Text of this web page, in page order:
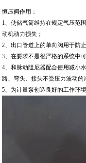
恒压阀作用：
1、使储气筒维持在规定气压范
动机动力损失；
2、出口管道上的单向阀用于防
3、在要求不是很严格的系统中
4、和脉动阻尼器配合使用减小
路、弯头、接头不受压力波动的
5、为计量泵创造良好的工作环